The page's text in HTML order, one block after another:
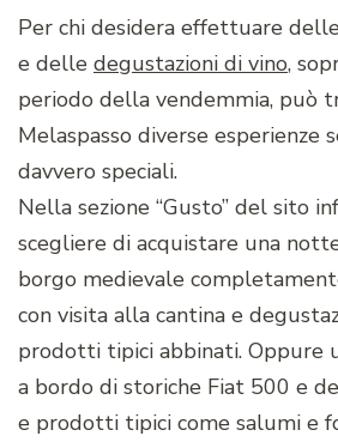
Per chi desidera effettuare
e delle degustazioni di vino,
periodo della vendemmia, può
Melaspasso diverse esperienze
davvero speciali.
Nella sezione “Gusto” del sito
scegliere di acquistare una
borgo medievale
con visita alla cantina e
prodotti tipici abbinati. Oppure
a bordo di storiche Fiat 500 e
e prodotti tipici come salumi e